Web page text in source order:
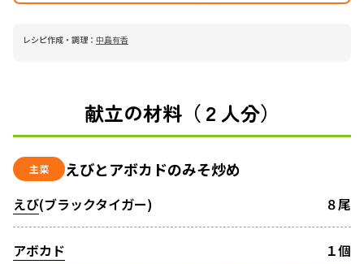
レシピ作成・調理： 中島有香
献立の材料（２人分）
主菜 えびとアボカドのみそ炒め
えび(ブラックタイガー) ８尾
アボカド １個